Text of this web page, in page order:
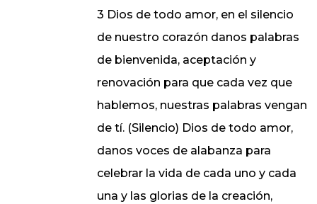
3 Dios de todo amor, en el silencio
de nuestro corazón danos palabras
de bienvenida, aceptación y
renovación para que cada vez que
hablemos, nuestras palabras vengan
de tí. (Silencio) Dios de todo amor,
danos voces de alabanza para
celebrar la vida de cada uno y cada
una y las glorias de la creación,